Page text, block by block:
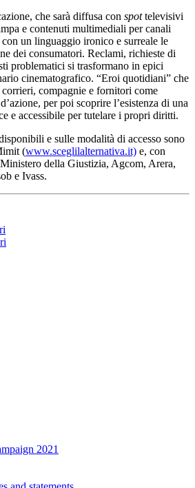
che sarà diffusa con spottelevisivi
e contenuti multimediali per canali
con un linguaggio ironico e surreale le
dei consumatori. Reclami, richieste di
problematici si trasformano in epici
cinematografico. “Eroi quotidiani” che
compagnie e fornitori come
per poi scoprire l’esistenza di una
e accessibile per tutelare i propri diritti.
e sulle modalità di accesso sono
(www.sceglilalternativa.it) e, con
della Giustizia, Agcom, Arera,
e Ivass.
2021